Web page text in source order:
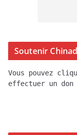
Soutenir
Vous pouvez
effectuer un